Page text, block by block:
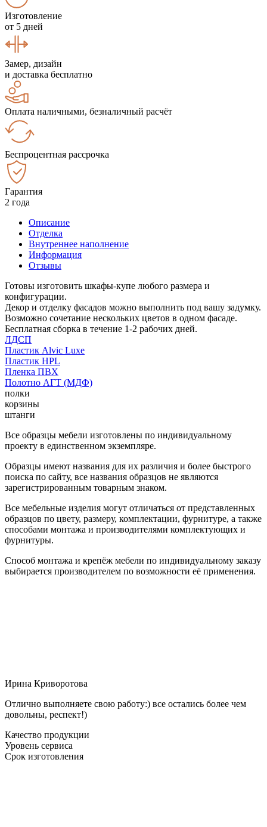
Изготовление
от 5 дней
Замер, дизайн
и доставка бесплатно
Оплата наличными, безналичный расчёт
Беспроцентная рассрочка
Гарантия
2 года
Описание
Отделка
Внутреннее наполнение
Информация
Отзывы
Готовы изготовить шкафы-купе любого размера и
конфигурации.
Декор и отделку фасадов можно выполнить под вашу задумку.
Возможно сочетание нескольких цветов в одном фасаде.
Бесплатная сборка в течение 1-2 рабочих дней.
ЛДСП
Пластик Alvic Luxe
Пластик HPL
Пленка ПВХ
Полотно АГТ (МДФ)
полки
корзины
штанги
Все образцы мебели изготовлены по индивидуальному
проекту в единственном экземпляре.
Образцы имеют названия для их различия и более быстрого
поиска по сайту, все названия образцов не являются
зарегистрированным товарным знаком.
Все мебельные изделия могут отличаться от представленных
образцов по цвету, размеру, комплектации, фурнитуре, а также
способами монтажа и производителями комплектующих и
фурнитуры.
Способ монтажа и крепёж мебели по индивидуальному заказу
выбирается производителем по возможности её применения.
Ирина Криворотова
Отлично выполняете свою работу:) все остались более чем
довольны, респект!)
Качество продукции
Уровень сервиса
Срок изготовления